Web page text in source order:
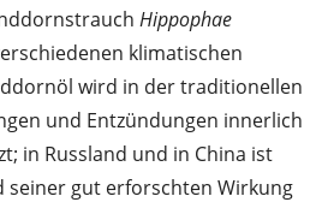
Hippophae
klimatischen
wird in der traditionellen
und Entzündungen innerlich
in Russland und in China ist
seiner gut erforschten Wirkung